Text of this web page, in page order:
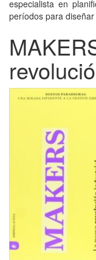
especialista en
períodos para